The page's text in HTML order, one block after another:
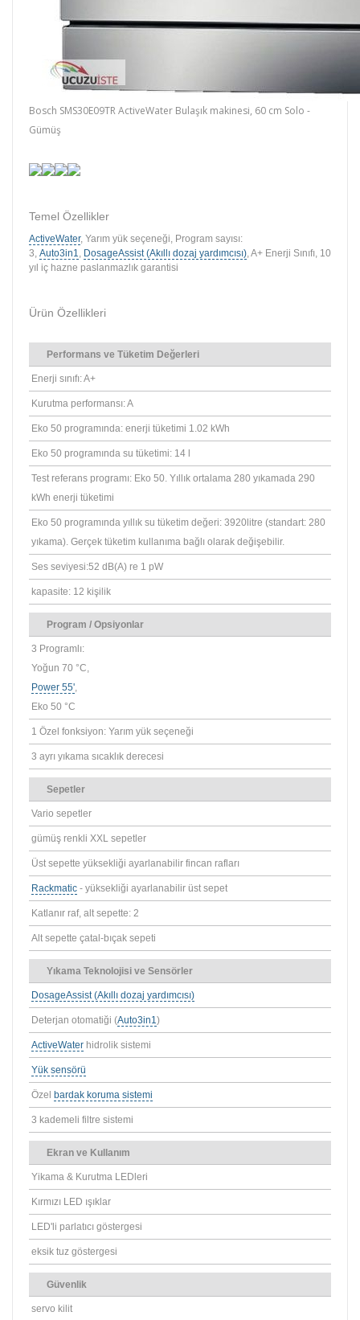
Bosch SMS30E09TR ActiveWater Bulaşık makinesi, 60 cm Solo -
Gümüş
Temel Özellikler
ActiveWater, Yarım yük seçeneği, Program sayısı:
3, Auto3in1, DosageAssist (Akıllı dozaj yardımcısı), A+ Enerji Sınıfı, 10
yıl iç hazne paslanmazlık garantisi
Ürün Özellikleri
Performans ve Tüketim Değerleri
Enerji sınıfı: A+
Kurutma performansı: A
Eko 50 programında: enerji tüketimi 1.02 kWh
Eko 50 programında su tüketimi: 14 l
Test referans programı: Eko 50. Yıllık ortalama 280 yıkamada 290
kWh enerji tüketimi
​Eko 50 programında yıllık su tüketim değeri: 3920litre (standart: 280
yıkama). Gerçek tüketim kullanıma bağlı olarak değişebilir.
Ses seviyesi:52 dB(A) re 1 pW
kapasite: 12 kişilik
Program / Opsiyonlar
3 Programlı:
Yoğun 70 °C,
Power 55',
Eko 50 °C
1 Özel fonksiyon: Yarım yük seçeneği
3 ayrı yıkama sıcaklık derecesi
Sepetler
Vario sepetler
gümüş renkli XXL sepetler
Üst sepette yüksekliği ayarlanabilir fincan rafları
Rackmatic - yüksekliği ayarlanabilir üst sepet
Katlanır raf, alt sepette: 2
Alt sepette çatal-bıçak sepeti
Yıkama Teknolojisi ve Sensörler
DosageAssist (Akıllı dozaj yardımcısı)
Deterjan otomatiği (Auto3in1)
ActiveWater hidrolik sistemi
Yük sensörü
Özel bardak koruma sistemi
3 kademeli filtre sistemi
Ekran ve Kullanım
Yikama & Kurutma LEDleri
Kırmızı LED ışıklar
LED'li parlatıcı göstergesi
eksik tuz göstergesi
Güvenlik
servo kilit